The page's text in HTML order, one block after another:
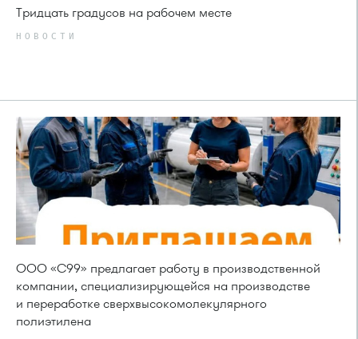
Тридцать градусов на рабочем месте
НОВОСТИ
ООО «С99» предлагает работу в производственной
компании, специализирующейся на производстве
и переработке сверхвысокомолекулярного
полиэтилена